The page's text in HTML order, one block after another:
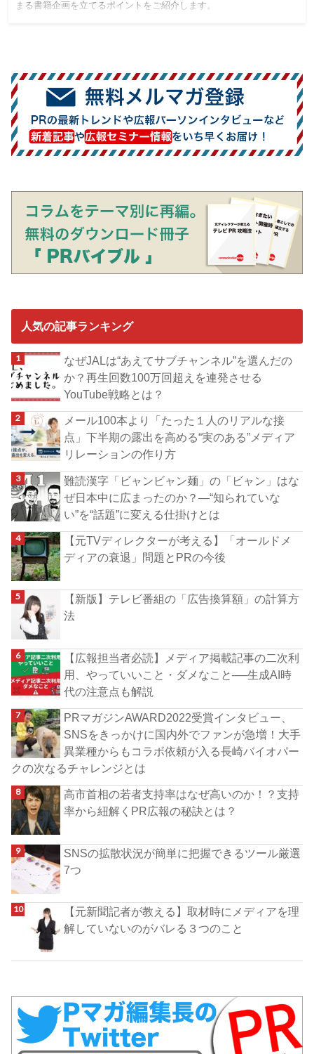
まる書籍企画を立てるポイントをご紹介します。
人気の記事ランキング
なぜJALは“あえてサブチャンネル”を選んだの
か？再生回数100万回超えを連発させる
YouTube戦略とは？
メール100本より「たった１人のリアルな接
点」下半期の露出を高める“実のある”メディア
リレーションの作り方
難読漢字「ビャンビャン麺」の「ビャン」はな
ぜ日本中に広まったのか？―“知られていな
い”を“話題”に変える仕掛けとは
【元TVディレクターが考える】「オールドメ
ディアの衰退」問題とPRの今後
【新版】テレビ番組の「広告換算額」の計算方
法
【広報担当者必読】メディア掲載記事の二次利
用、やっていいこと・ダメなこと──生成AI時
代の注意点も解説
PRマガジンAWARD2022受賞インタビュー、
SNSをきっかけに国内外でファンが急増！大手
異業種からもコラボ依頼が入る長崎バイオパー
クの次なるチャレンジとは
高市首相の若者支持率はなぜ高いのか！？支持
率から紐解くPR広報の秘訣とは？
SNSの拡散状況が簡単に把握できるツール厳選
7つ
【元新聞記者が教える】取材時にメディアを理
解していないのがバレる３つのこと